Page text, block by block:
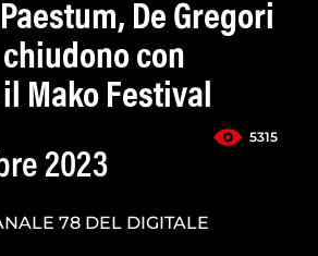
De Gregori
con
Mako Festival
5315
2023
78 DEL DIGITALE